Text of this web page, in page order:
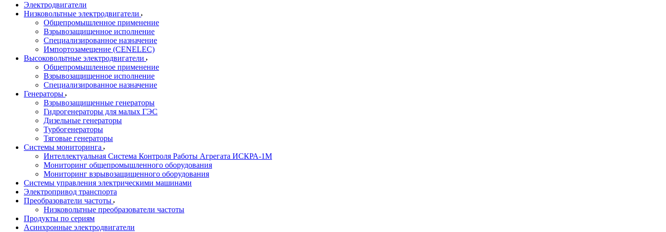
Электродвигатели
Низковольтные электродвигатели
Общепромышленное применение
Взрывозащищенное исполнение
Специализированное назначение
Импортозамещение (CENELEC)
Высоковольтные электродвигатели
Общепромышленное применение
Взрывозащищенное исполнение
Специализированное назначение
Генераторы
Взрывозащищенные генераторы
Гидрогенераторы для малых ГЭС
Дизельные генераторы
Турбогенераторы
Тяговые генераторы
Системы мониторинга
Интеллектуальная Система Контроля Работы Агрегата ИСКРА-1М
Мониторинг общепромышленного оборудования
Мониторинг взрывозащищенного оборудования
Системы управления электрическими машинами
Электропривод транспорта
Преобразователи частоты
Низковольтные преобразователи частоты
Продукты по сериям
Асинхронные электродвигатели